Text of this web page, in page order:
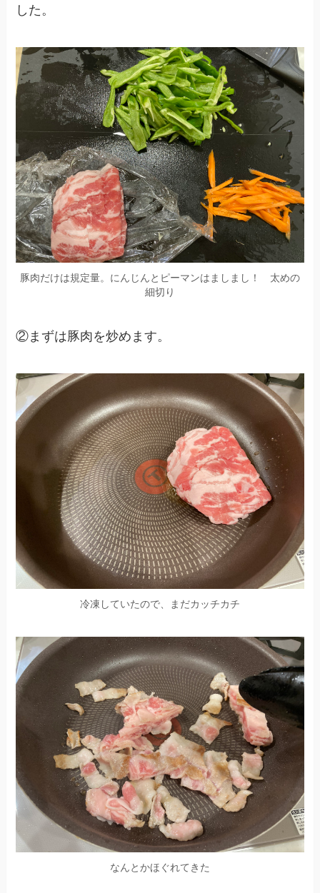
した。
豚肉だけは規定量。にんじんとピーマンはましまし！ 太めの
細切り
②まずは豚肉を炒めます。
冷凍していたので、まだカッチカチ
なんとかほぐれてきた